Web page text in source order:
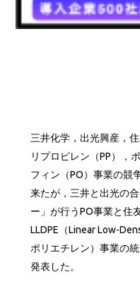
三井化学，出光興産，
リプロピレン（PP），
フィン（PO）事業の競
来たが，三井と出光の
ー」が行うPO事業と住
LLDPE（Linear Low-
ポリエチレン）事業の
発表した。